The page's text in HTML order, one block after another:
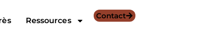
Ressources
Contact